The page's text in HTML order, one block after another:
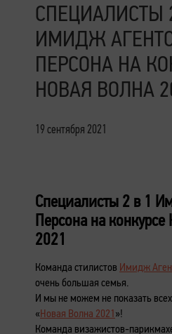
СПЕЦИАЛИСТЫ
ИМИДЖ
ПЕРСОНА НА
НОВАЯ ВОЛНА
19 сентября 2021
Специалисты 2 в 1
Персона на
2021
Команда стилистов Имидж
очень большая семья.
И мы не можем не показать
«Новая Волна 2021»!
Команда визажистов-